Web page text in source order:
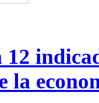
12
la